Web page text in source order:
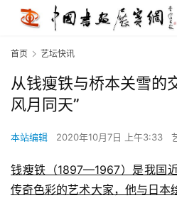
首页 艺坛快讯
从钱瘦铁与桥本关雪的
风月同天”
本站编辑 2020年10月7日 上午3:33
钱瘦铁（1897—1967）是我国
传奇色彩的艺术大家，他与日本